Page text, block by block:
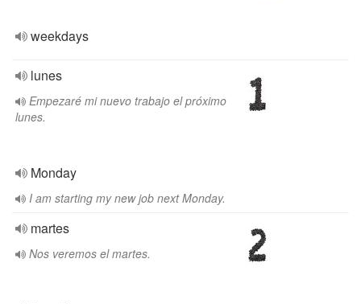
weekdays
lunes
Empezaré mi nuevo trabajo el próximo
lunes.
Monday
I am starting my new job next Monday.
martes
Nos veremos el martes.